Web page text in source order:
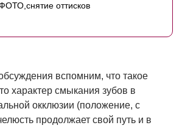
оттисков
вспомним, что такое
характер смыкания зубов в
окклюзии (положение, с
продолжает свой путь и в